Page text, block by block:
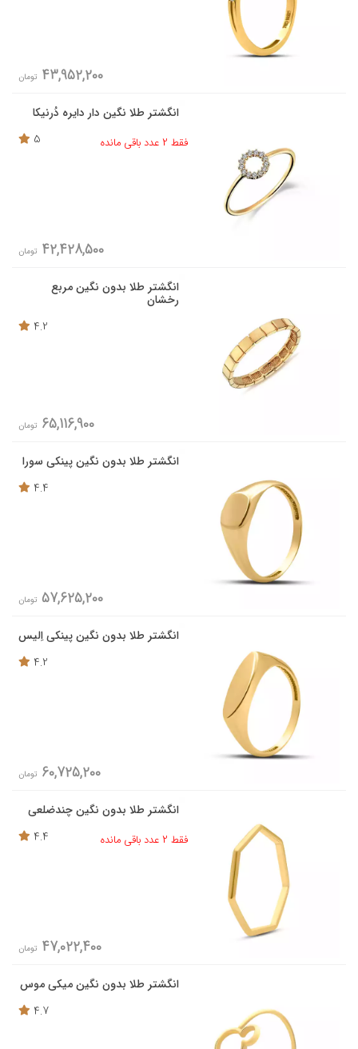
43,952,200 تومان
انگشتر طلا نگین دار دایره دُرنیکا
فقط 2 عدد باقی مانده
5
42,428,500 تومان
انگشتر طلا بدون نگین مربع
رخشان
4.2
65,116,900 تومان
انگشتر طلا بدون نگین پینکی سورا
4.4
57,625,200 تومان
انگشتر طلا بدون نگین پینکی اِلیس
4.2
60,725,200 تومان
انگشتر طلا بدون نگین چندضلعی
فقط 2 عدد باقی مانده
4.4
47,022,400 تومان
انگشتر طلا بدون نگین میکی موس
4.7